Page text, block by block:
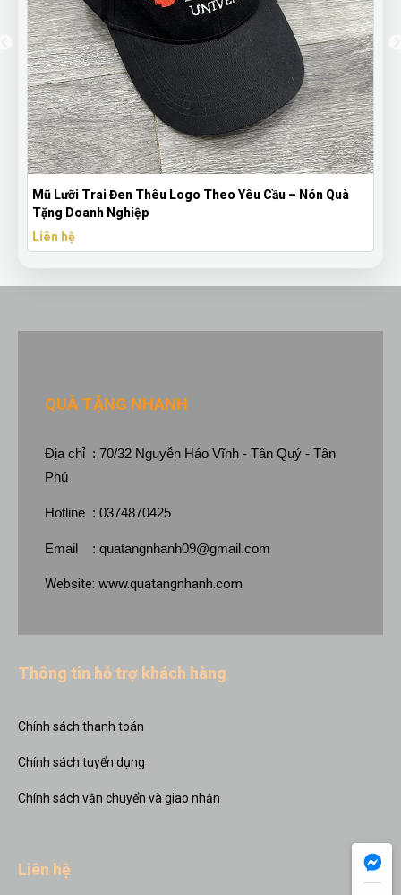
– Nón Quà
Bút Bi Mực Gel Thiên Long Có Nắp Đậy - Bút Bi
Theo Yêu Cầu
QUÀ TẶNG NHANH
Địa chỉ : 70/32 Nguyễn Háo Vĩnh - Tân Quý - Tân
Phú
Hotline : 0374870425
Email : quatangnhanh09@gmail.com
Website: www.quatangnhanh.com
Thông tin hỗ trợ khách hàng
Chính sách thanh toán
Chính sách tuyển dụng
Chính sách vận chuyển và giao nhận
Liên hệ